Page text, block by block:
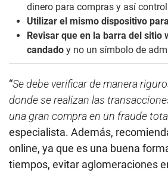
dinero para compras y así
Utilizar el mismo dispositivo
Revisar que en la barra del sitio
candado y no un símbolo de
“Se debe verificar de manera
donde se realizan las
una gran compra en un fraude
especialista. Además,
online, ya que es una buena
tiempos, evitar aglomeraciones